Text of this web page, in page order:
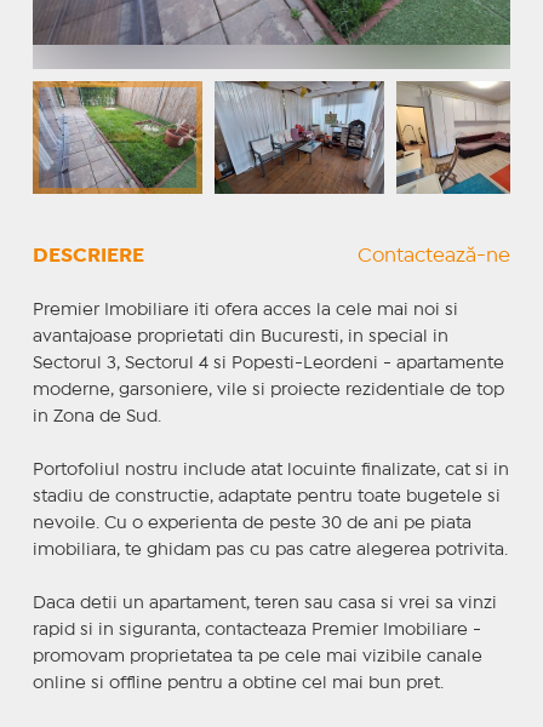
DESCRIERE Contactează-ne
Premier Imobiliare iti ofera acces la cele mai noi si
avantajoase proprietati din Bucuresti, in special in
Sectorul 3, Sectorul 4 si Popesti-Leordeni - apartamente
moderne, garsoniere, vile si proiecte rezidentiale de top
in Zona de Sud.
Portofoliul nostru include atat locuinte finalizate, cat si in
stadiu de constructie, adaptate pentru toate bugetele si
nevoile. Cu o experienta de peste 30 de ani pe piata
imobiliara, te ghidam pas cu pas catre alegerea potrivita.
Daca detii un apartament, teren sau casa si vrei sa vinzi
rapid si in siguranta, contacteaza Premier Imobiliare -
promovam proprietatea ta pe cele mai vizibile canale
online si offline pentru a obtine cel mai bun pret.